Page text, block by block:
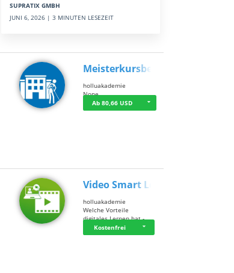
SUPRATIX GMBH
JUNI 6, 2026 | 3 MINUTEN LESEZEIT
Meisterkursbegl…
holluakademie
None
Ab 80,66 USD
Video Smart Lea…
holluakademie
Welche Vorteile
digitales Lernen hat - …
Kostenfrei